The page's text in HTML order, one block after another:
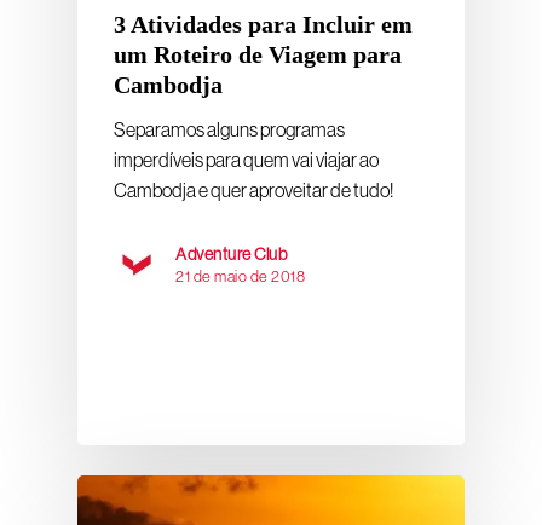
3 Atividades para Incluir em
um Roteiro de Viagem para
Cambodja
Separamos alguns programas
imperdíveis para quem vai viajar ao
Cambodja e quer aproveitar de tudo!
Adventure Club
21 de maio de 2018